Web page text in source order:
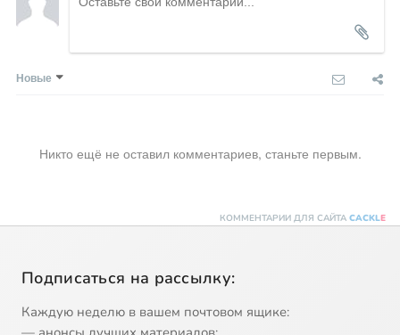
Новые
Никто ещё не оставил комментариев, станьте первым.
КОММЕНТАРИИ ДЛЯ САЙТА CACKLE
Подписаться на рассылку:
Каждую неделю в вашем почтовом ящике: